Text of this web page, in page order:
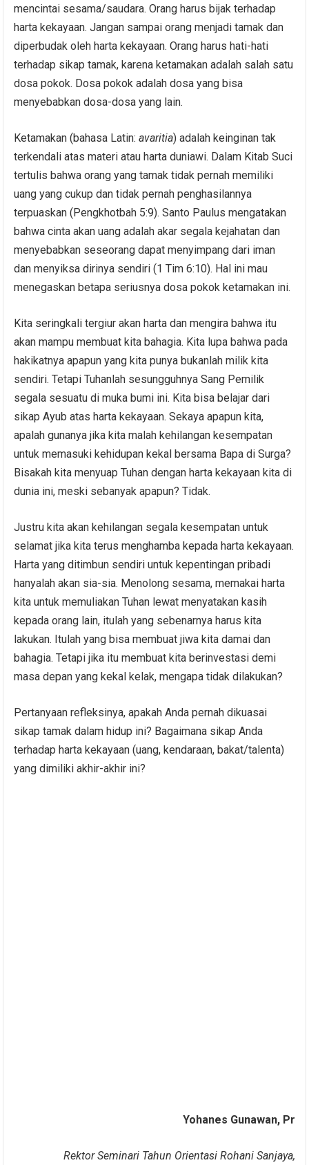
mencintai sesama/saudara. Orang harus bijak terhadap
harta kekayaan. Jangan sampai orang menjadi tamak dan
diperbudak oleh harta kekayaan. Orang harus hati-hati
terhadap sikap tamak, karena ketamakan adalah salah satu
dosa pokok. Dosa pokok adalah dosa yang bisa
menyebabkan dosa-dosa yang lain.
Ketamakan (bahasa Latin:avaritia) adalah keinginan tak
terkendali atas materi atau harta duniawi. Dalam Kitab Suci
tertulis bahwa orang yang tamak tidak pernah memiliki
uang yang cukup dan tidak pernah penghasilannya
terpuaskan (Pengkhotbah 5:9). Santo Paulus mengatakan
bahwa cinta akan uang adalah akar segala kejahatan dan
menyebabkan seseorang dapat menyimpang dari iman
dan menyiksa dirinya sendiri (1 Tim 6:10). Hal ini mau
menegaskan betapa seriusnya dosa pokok ketamakan ini.
Kita seringkali tergiur akan harta dan mengira bahwa itu
akan mampu membuat kita bahagia. Kita lupa bahwa pada
hakikatnya apapun yang kita punya bukanlah milik kita
sendiri. Tetapi Tuhanlah sesungguhnya Sang Pemilik
segala sesuatu di muka bumi ini. Kita bisa belajar dari
sikap Ayub atas harta kekayaan. Sekaya apapun kita,
apalah gunanya jika kita malah kehilangan kesempatan
untuk memasuki kehidupan kekal bersama Bapa di Surga?
Bisakah kita menyuap Tuhan dengan harta kekayaan kita di
dunia ini, meski sebanyak apapun? Tidak.
Justru kita akan kehilangan segala kesempatan untuk
selamat jika kita terus menghamba kepada harta kekayaan.
Harta yang ditimbun sendiri untuk kepentingan pribadi
hanyalah akan sia-sia. Menolong sesama, memakai harta
kita untuk memuliakan Tuhan lewat menyatakan kasih
kepada orang lain, itulah yang sebenarnya harus kita
lakukan. Itulah yang bisa membuat jiwa kita damai dan
bahagia. Tetapi jika itu membuat kita berinvestasi demi
masa depan yang kekal kelak, mengapa tidak dilakukan?
Pertanyaan refleksinya, apakah Anda pernah dikuasai
sikap tamak dalam hidup ini? Bagaimana sikap Anda
terhadap harta kekayaan (uang, kendaraan, bakat/talenta)
yang dimiliki akhir-akhir ini?
Yohanes Gunawan, Pr
Rektor Seminari Tahun Orientasi Rohani Sanjaya,